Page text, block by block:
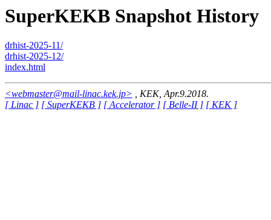
SuperKEKB Snapshot History
drhist-2025-11/
drhist-2025-12/
index.html
<webmaster@mail-linac.kek.jp> , KEK, Apr.9.2018.
[ Linac ] [ SuperKEKB ] [ Accelerator ] [ Belle-II ] [ KEK ]